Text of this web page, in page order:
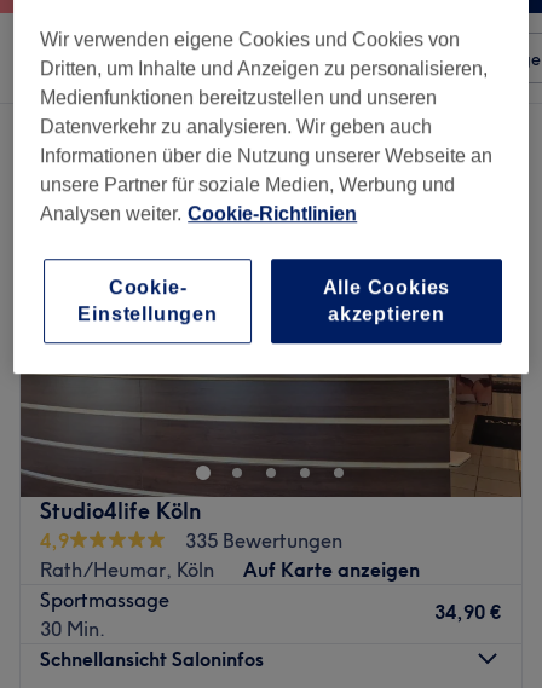
Sortieren nach Beliebiger Preis Salons
2 Salons die anbieten:sportmassagen in der Nähe von Eil, Köln
Studio4life Köln
4,9
335 Bewertungen
Rath/Heumar, Köln
Auf Karte anzeigen
Sportmassage
30 Min.
34,90 €
Schnellansicht Saloninfos
Wir verwenden eigene Cookies und Cookies von
Dritten, um Inhalte und Anzeigen zu personalisieren,
Medienfunktionen bereitzustellen und unseren
Datenverkehr zu analysieren. Wir geben auch
Informationen über die Nutzung unserer Webseite an
unsere Partner für soziale Medien, Werbung und
Analysen weiter. Cookie-Richtlinien
Cookie-
Einstellungen
Alle Cookies
akzeptieren